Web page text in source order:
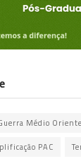
Médio Oriente
PAC